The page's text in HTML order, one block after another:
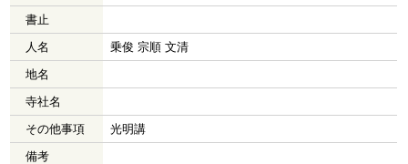
書止
人名
乗俊 宗順 文清
地名
寺社名
その他事項
光明講
備考